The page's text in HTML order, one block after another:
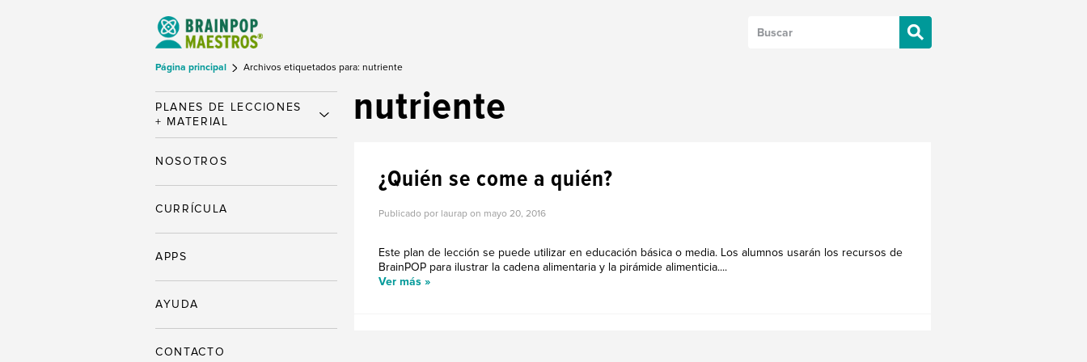
Página principal Archivos etiquetados para: nutriente
nutriente
¿Quién se come a quién?
Publicado por laurap on mayo 20, 2016
Este plan de lección se puede utilizar en educación básica o media. Los alumnos usarán los recursos de
BrainPOP para ilustrar la cadena alimentaria y la pirámide alimenticia....
Ver más »
PLANES DE LECCIONES
+ MATERIAL
NOSOTROS
CURRÍCULA
APPS
AYUDA
CONTACTO